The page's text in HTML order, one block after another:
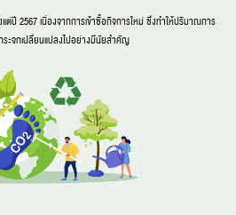
แต่ปี 2567 เนื่องจากการเข้าซื้อกิจการใหม่ ซึ่งทำให้ปริมาณการ
ะจกเปลี่ยนแปลงไปอย่างมีนัยสำคัญ